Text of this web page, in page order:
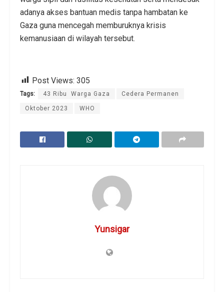
adanya akses bantuan medis tanpa hambatan ke
Gaza guna mencegah memburuknya krisis
kemanusiaan di wilayah tersebut.
Post Views: 305
Tags: 43 Ribu Warga Gaza Cedera Permanen
Oktober 2023 WHO
Yunsigar